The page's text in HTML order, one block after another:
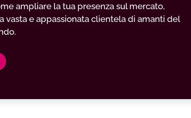
ampliare la tua presenza sul mercato,
vasta e appassionata clientela di amanti del